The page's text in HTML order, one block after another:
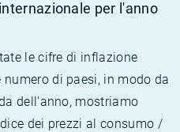
per l'anno
le cifre di inflazione
di paesi, in modo da
dell'anno, mostriamo
dei prezzi al consumo /